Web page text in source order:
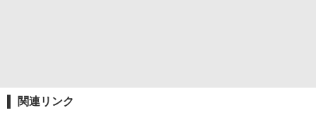
関連リンク